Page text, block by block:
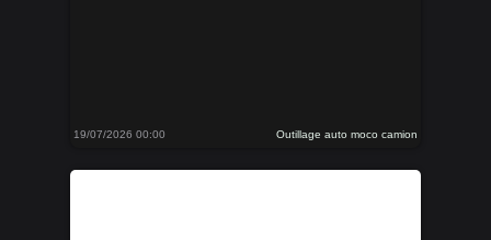
19/07/2026 00:00 Outillage auto moco camion